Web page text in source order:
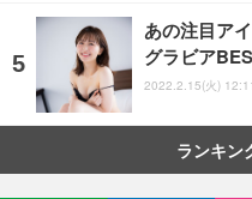
あの注目ア
グラビア
2022.2.15(火)
ランキン